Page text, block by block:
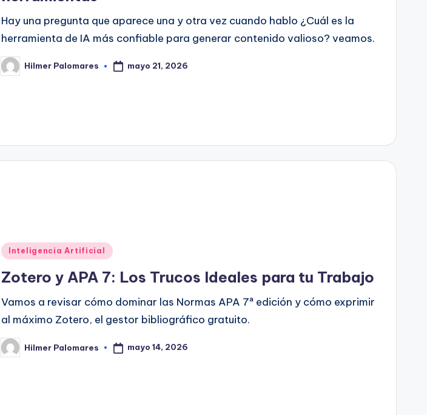
Hay una pregunta que aparece una y otra vez cuando hablo ¿Cuál es la
herramienta de IA más confiable para generar contenido valioso? veamos.
Publicado
por
Hilmer Palomares mayo 21, 2026
Publicado
Inteligencia Artificial
Zotero y APA 7: Los Trucos Ideales para tu Trabajo
Vamos a revisar cómo dominar las Normas APA 7ª edición y cómo exprimir
al máximo Zotero, el gestor bibliográfico gratuito.
Publicado
por
Hilmer Palomares mayo 14, 2026